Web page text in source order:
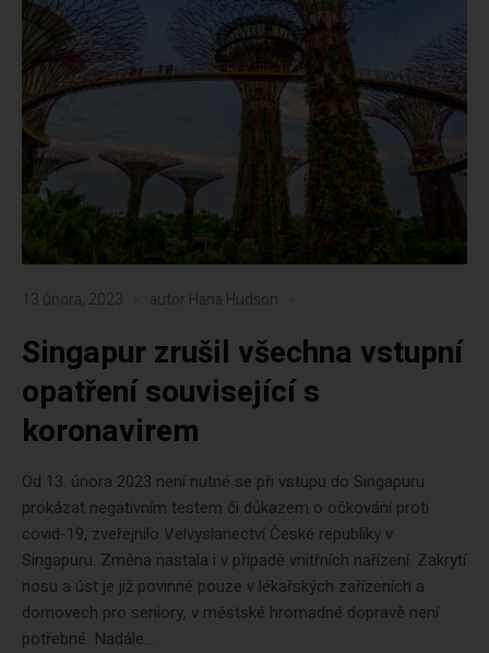
13 února, 2023 autor Hana Hudson
Singapur zrušil všechna vstupní
opatření související s
koronavirem
Od 13. února 2023 není nutné se při vstupu do Singapuru
prokázat negativním testem či důkazem o očkování proti
covid-19, zveřejnilo Velvyslanectví České republiky v
Singapuru. Změna nastala i v případě vnitřních nařízení. Zakrytí
nosu a úst je již povinné pouze v lékařských zařízeních a
domovech pro seniory, v městské hromadné dopravě není
potřebné. Nadále...